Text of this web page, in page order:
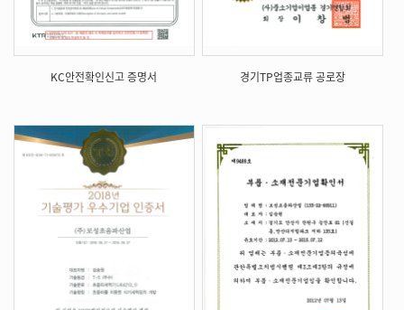
KC안전확인신고 증명서 경기TP업종교류 공로장